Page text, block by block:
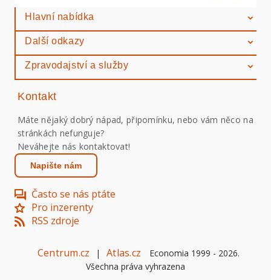
Hlavní nabídka
Další odkazy
Zpravodajství a služby
Kontakt
Máte nějaký dobrý nápad, připomínku, nebo vám něco na
stránkách nefunguje?
Neváhejte nás kontaktovat!
Napište nám
Často se nás ptáte
Pro inzerenty
RSS zdroje
Centrum.cz | Atlas.cz Economia 1999 - 2026.
Všechna práva vyhrazena